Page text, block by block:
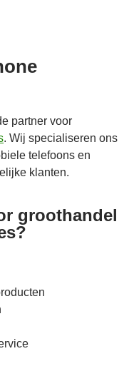
partner voor
. Wij specialiseren ons
telefoons en
klanten.
groothandel